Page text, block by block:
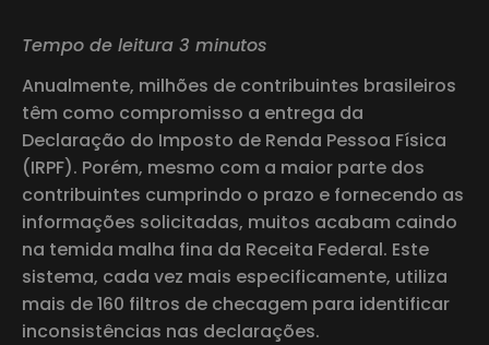
Tempo de leitura 3 minutos
Anualmente, milhões de contribuintes brasileiros
têm como compromisso a entrega da
Declaração do Imposto de Renda Pessoa Física
(IRPF). Porém, mesmo com a maior parte dos
contribuintes cumprindo o prazo e fornecendo as
informações solicitadas, muitos acabam caindo
na temida malha fina da Receita Federal. Este
sistema, cada vez mais especificamente, utiliza
mais de 160 filtros de checagem para identificar
inconsistências nas declarações.